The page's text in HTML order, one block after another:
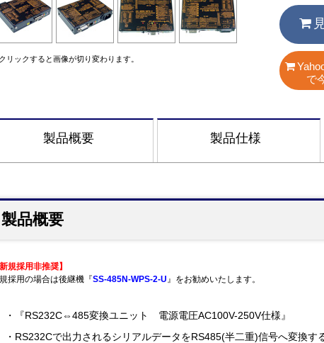
リックすると画像が切り変わります。
で
製品概要 製品仕様
製品概要
新規採用非推奨】
採用の場合は後継機『SS-485N-WPS-2-U』をお勧めいたします。
・『RS232C⇔485変換ユニット 電源電圧AC100V-250V仕様』
・RS232Cで出力されるシリアルデータをRS485(半二重)信号へ変換す